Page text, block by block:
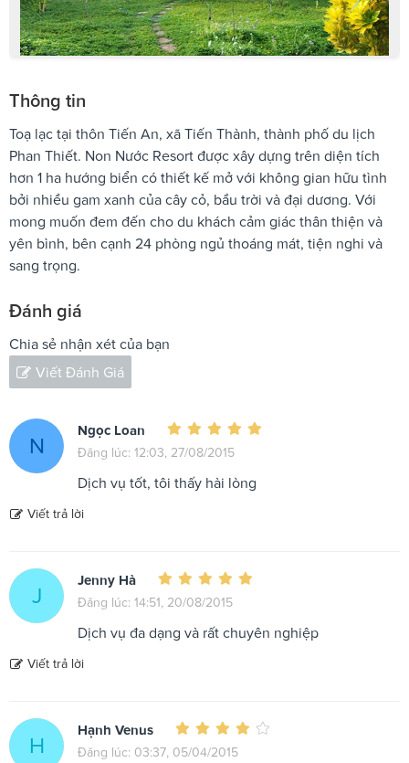
Thông tin
Toạ lạc tại thôn Tiến An, xã Tiến Thành, thành phố du lịch
Phan Thiết. Non Nước Resort được xây dựng trên diện tích
hơn 1 ha hướng biển có thiết kế mở với không gian hữu tình
bởi nhiều gam xanh của cây cỏ, bầu trời và đại dương. Với
mong muốn đem đến cho du khách cảm giác thân thiện và
yên bình, bên cạnh 24 phòng ngủ thoáng mát, tiện nghi và
sang trọng.
Đánh giá
Chia sẻ nhận xét của bạn
Viết Đánh Giá
N
Ngọc Loan
Đăng lúc: 12:03, 27/08/2015
Dịch vụ tốt, tôi thấy hài lòng
Viết trả lời
J
Jenny Hà
Đăng lúc: 14:51, 20/08/2015
Dịch vụ đa dạng và rất chuyên nghiệp
Viết trả lời
H
Hạnh Venus
Đăng lúc: 03:37, 05/04/2015